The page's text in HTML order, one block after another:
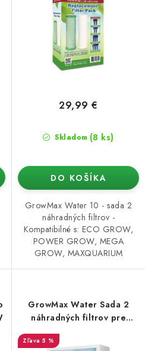
Skladom (8 ks)
29,99 €
DO KOŠÍKA
GrowMax Water 10 - sada 2
náhradných filtrov -
Kompatibilné s: ECO GROW,
POWER GROW, MEGA
GROW, MAXQUARIUM
GrowMax Water Sada 2
náhradných filtrov pre
Super Grow 800 l/h
5 %